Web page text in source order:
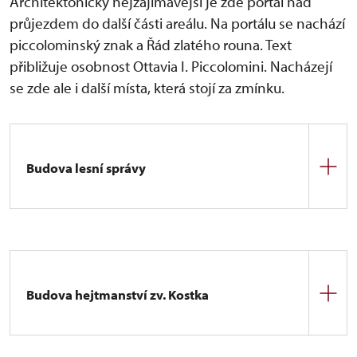
průjezdem do další části areálu. Na portálu se nachází
piccolominský znak a Řád zlatého rouna. Text
přibližuje osobnost Ottavia I. Piccolomini. Nacházejí
se zde ale i další místa, která stojí za zmínku.
Budova lesní správy
nacházela již za Smiřických. V piccolominském
být budova využívána jako fara a v posledním
Budova hejtmanství zv. Kostka